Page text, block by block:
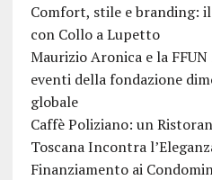
Comfort, stile e branding:
con Collo a Lupetto
Maurizio Aronica e la
eventi della fondazione
globale
Caffè Poliziano: un
Toscana Incontra
Finanziamento ai